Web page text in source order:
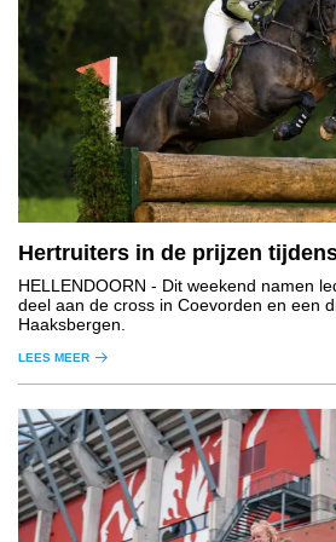
Hertruiters in de prijzen
HELLENDOORN - Dit weekend namen
deel aan de cross in Coevorden en een
Haaksbergen.
LEES MEER